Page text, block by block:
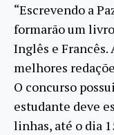
“Escrevendo a
formarão um
Inglês e Francês.
melhores
O concurso
estudante deve
linhas, até o dia